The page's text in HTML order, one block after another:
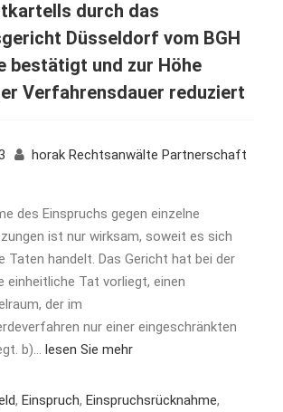
durch das
Düsseldorf vom BGH
bestätigt und zur Höhe
Verfahrensdauer reduziert
horak Rechtsanwälte Partnerschaft
des Einspruchs gegen einzelne
ist nur wirksam, soweit es sich
Taten handelt. Das Gericht hat bei der
einheitliche Tat vorliegt, einen
der im
nur einer eingeschränkten
b)… lesen Sie mehr
, Einspruch, Einspruchsrücknahme,